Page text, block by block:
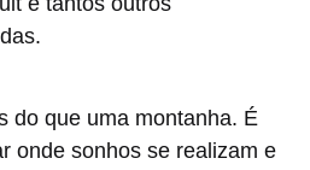
do que uma montanha. É
onde sonhos se realizam e